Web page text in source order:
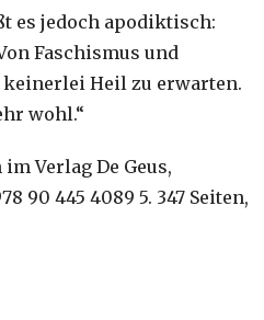
es jedoch apodiktisch:
Faschismus und
Heil zu erwarten.
wohl.“
Verlag De Geus,
90 445 4089 5. 347 Seiten,